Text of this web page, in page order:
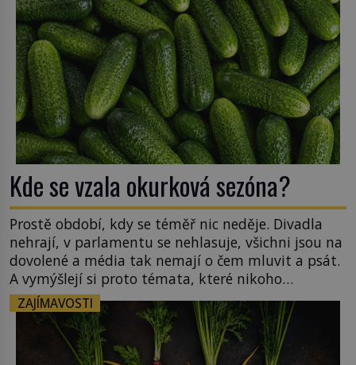
Kde se vzala okurková sezóna?
Prostě období, kdy se téměř nic neděje. Divadla
nehrají, v parlamentu se nehlasuje, všichni jsou na
dovolené a média tak nemají o čem mluvit a psát.
A vymýšlejí si proto témata, které nikoho
nezajímají. Proč je však ona letní doba spojovaná
zrovna s okurkami? Okurkovou sezónu známe už
od poloviny 19. století, ovšem jako Češi […]
ZAJÍMAVOSTI